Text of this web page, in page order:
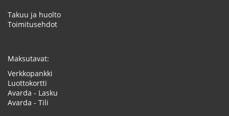
Takuu ja huolto
Toimitusehdot
Maksutavat:
Verkkopankki
Luottokortti
Avarda - Lasku
Avarda - Tili